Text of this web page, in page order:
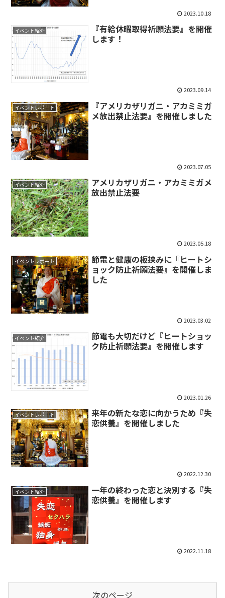
2023.10.18
イベント紹介
『有給休暇取得祈願法要』を開催
します！
2023.09.14
イベントレポート
『アメリカザリガニ・アカミミガ
メ放出禁止法要』を開催しました
2023.07.05
イベント紹介
アメリカザリガニ・アカミミガメ
放出禁止法要
2023.05.18
イベントレポート
節電と健康の板挟みに『ヒートシ
ョック防止祈願法要』を開催しま
した
2023.03.02
イベント紹介
節電も大切だけど『ヒートショッ
ク防止祈願法要』を開催します
2023.01.26
イベントレポート
来年の新たな恋に向かうため『失
恋供養』を開催しました
2022.12.30
イベント紹介
一年の終わった恋と決別する『失
恋供養』を開催します
2022.11.18
次のページ